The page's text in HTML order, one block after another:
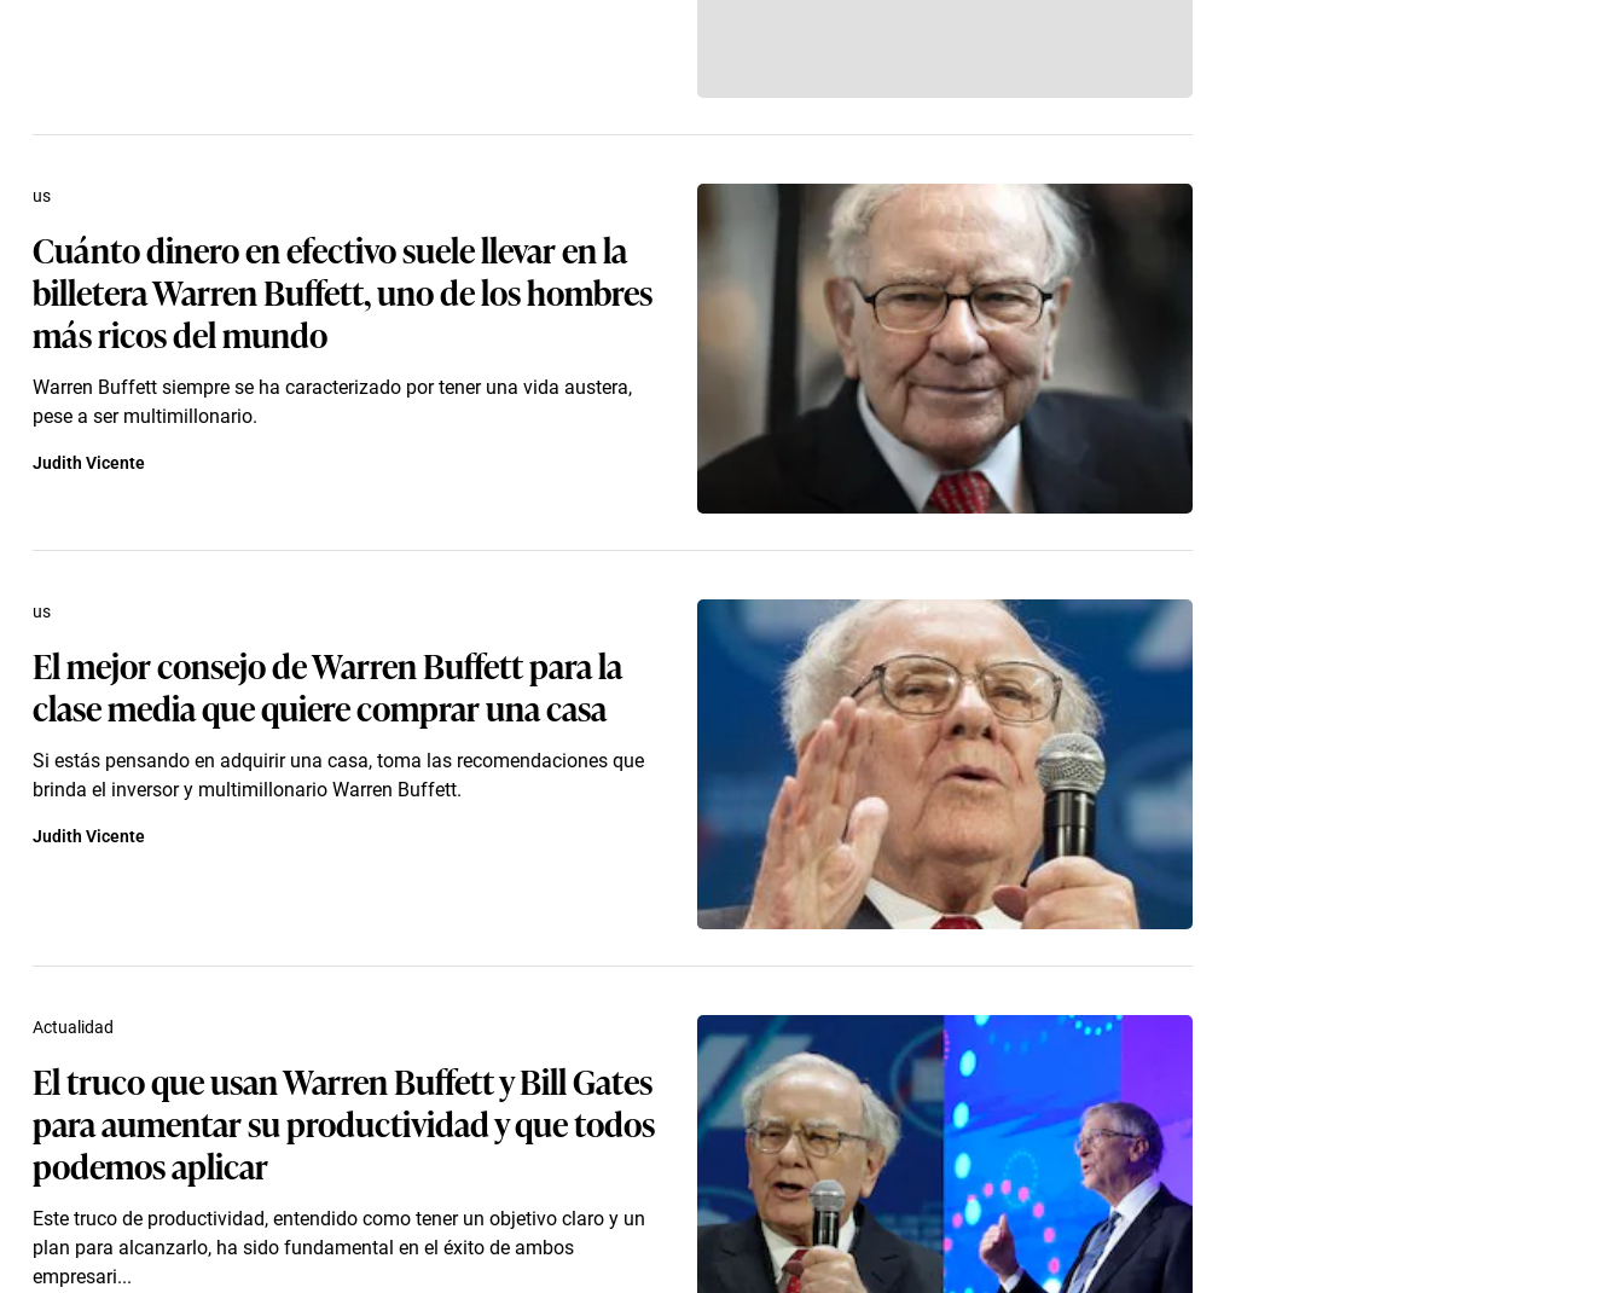
Cuánto dinero en efectivo suele llevar en la
billetera Warren Buffett, uno de los hombres
más ricos del mundo
Warren Buffett siempre se ha caracterizado por tener una vida austera,
pese a ser multimillonario.
us
Judith Vicente
El mejor consejo de Warren Buffett para la
clase media que quiere comprar una casa
Si estás pensando en adquirir una casa, toma las recomendaciones que
brinda el inversor y multimillonario Warren Buffett.
us
Judith Vicente
El truco que usan Warren Buffett y Bill Gates
para aumentar su productividad y que todos
podemos aplicar
Este truco de productividad, entendido como tener un objetivo claro y un
plan para alcanzarlo, ha sido fundamental en el éxito de ambos
empresari...
Actualidad